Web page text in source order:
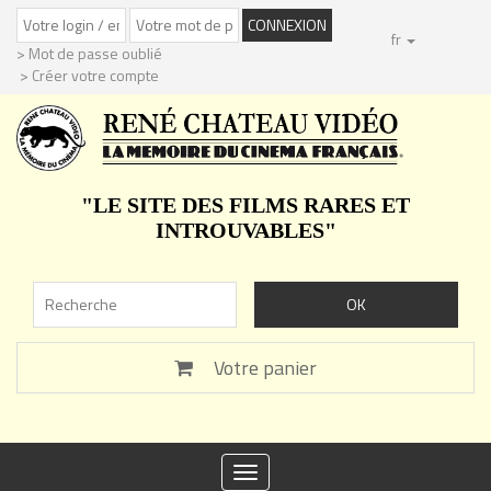
> Mot de passe oublié
> Créer votre compte
fr
"LE SITE DES FILMS RARES ET
INTROUVABLES"
Votre panier
Toggle